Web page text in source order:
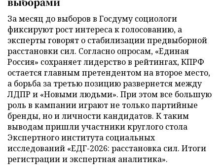
За месяц до выборов в Госдуму социологи
фиксируют рост интереса к голосованию, а
эксперты говорят о стабилизации предвыборной
расстановки сил. Согласно опросам, «Единая
Россия» сохраняет лидерство в рейтингах, КПРФ
остается главным претендентом на второе место,
а борьба за третью позицию развернется между
ЛДПР и «Новыми людьми». При этом все большую
роль в кампании играют не только партийные
бренды, но и личности кандидатов. К таким
выводам пришли участники круглого стола
Экспертного института социальных
исследований «ЕДГ-2026: расстановка сил. Итоги
регистрации и экспертная аналитика».